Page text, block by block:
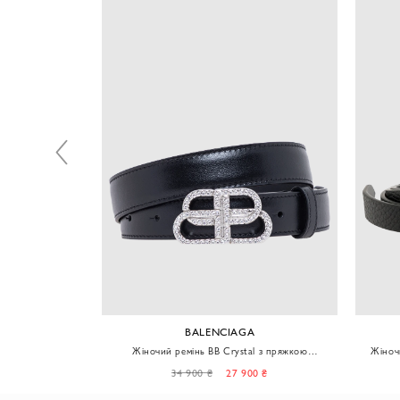
BALENCIAGA
Жіночий ремінь BB Crystal з пряжкою
34 900 ₴ 27 900 ₴